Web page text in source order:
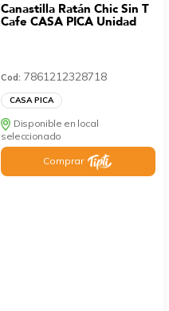
Canastilla Ratán Chic Sin T
Cafe CASA PICA Unidad
Cod: 7861212328718
CASA PICA
Disponible en local
seleccionado
Comprar